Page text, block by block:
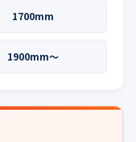
1700mm
1900mm〜